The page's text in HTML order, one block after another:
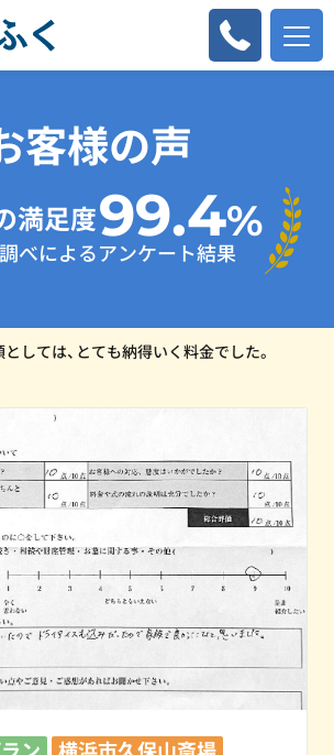
客様の声
満足度99.4%
べによるアンケート結果
しては、とても納得いく料金でした。
ン 横浜市久保山斎場